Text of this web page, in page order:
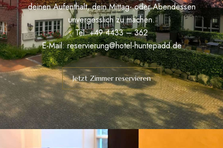
deinen Aufenthalt, dein Mittag- oder Abendessen
unvergesslich zu machen.
Tel: +49 4433 – 362
E-Mail:reservierung@hotel-huntepadd.de
Jetzt Zimmer reservieren